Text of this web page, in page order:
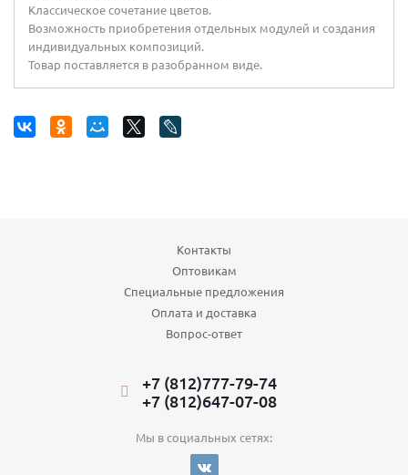
Классическое сочетание цветов.
Возможность приобретения отдельных модулей и создания
индивидуальных композиций.
Товар поставляется в разобранном виде.
Контакты
Оптовикам
Специальные предложения
Оплата и доставка
Вопрос-ответ
+7 (812)777-79-74
+7 (812)647-07-08
Мы в социальных сетях: